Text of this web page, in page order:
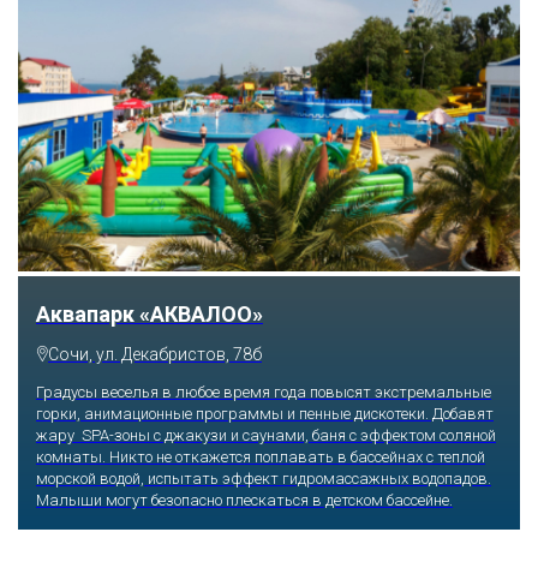
Аквапарк «АКВАЛОО»
Сочи, ул. Декабристов, 78б
Градусы веселья в любое время года повысят экстремальные
горки, анимационные программы и пенные дискотеки. Добавят
жару SPA-зоны с джакузи и саунами, баня с эффектом соляной
комнаты. Никто не откажется поплавать в бассейнах с теплой
морской водой, испытать эффект гидромассажных водопадов.
Малыши могут безопасно плескаться в детском бассейне.